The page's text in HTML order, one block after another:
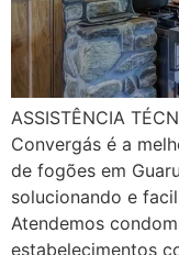
ASSISTÊNCIA
Convergás é a
de fogões em
solucionando e
Atendemos
estabelecimentos